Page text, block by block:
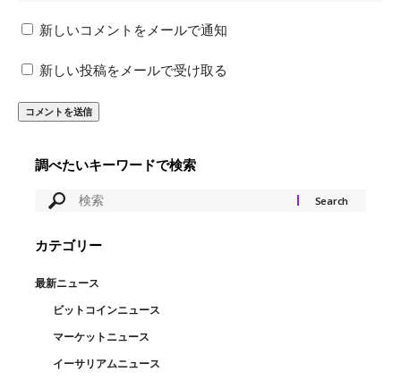
新しいコメントをメールで通知
新しい投稿をメールで受け取る
調べたいキーワードで検索
カテゴリー
最新ニュース
ビットコインニュース
マーケットニュース
イーサリアムニュース